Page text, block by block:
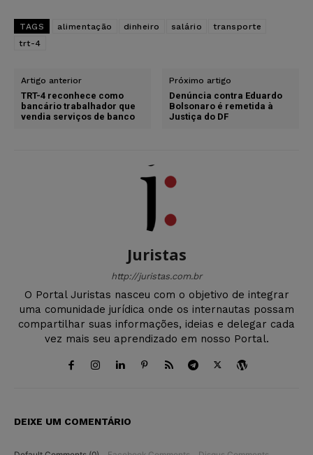
TAGS alimentação dinheiro salário
transporte
trt-4
Artigo anterior
TRT-4 reconhece como
bancário trabalhador que
vendia serviços de banco
Próximo artigo
Denúncia contra Eduardo
Bolsonaro é remetida à
Justiça do DF
Juristas
http://juristas.com.br
O Portal Juristas nasceu com o objetivo de integrar
uma comunidade jurídica onde os internautas possam
compartilhar suas informações, ideias e delegar cada
vez mais seu aprendizado em nosso Portal.
DEIXE UM COMENTÁRIO